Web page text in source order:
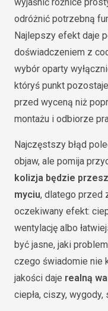
odróżnić potrzebną
Najlepszy efekt daje
doświadczeniem z
wybór oparty
któryś punkt
przed wyceną niż
montażu i odbiorze
Najczęstszy błąd
objaw, ale pomija
kolizja będzie
myciu, dlatego przed
oczekiwany efekt:
wentylację albo
być jasne, jaki
czego świadomie nie
jakości daje realną
ciepła, ciszy,